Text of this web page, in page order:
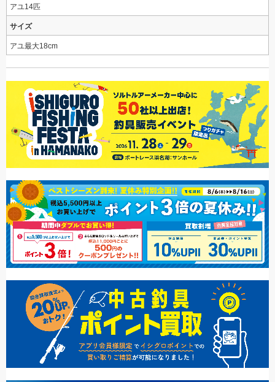
アユ14匹
サイズ
アユ最大18cm